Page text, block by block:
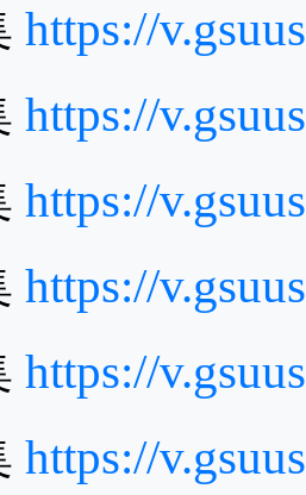
https://
https://
https://
https://
https://
https://